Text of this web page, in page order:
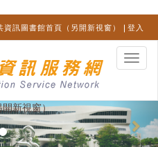
資訊圖書館首頁（另開新視窗） 登入
選
單
換
開新視窗）